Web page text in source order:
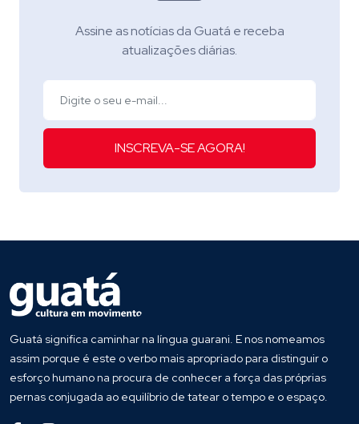
Assine as notícias da Guatá e receba
atualizações diárias.
INSCREVA-SE AGORA!
Guatá significa caminhar na língua guarani. E nos nomeamos
assim porque é este o verbo mais apropriado para distinguir o
esforço humano na procura de conhecer a força das próprias
pernas conjugada ao equilíbrio de tatear o tempo e o espaço.